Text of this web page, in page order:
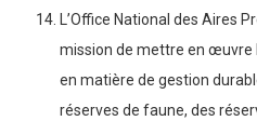
L’Office National des Aires
mission de mettre en œuvre
en matière de gestion
réserves de faune, des